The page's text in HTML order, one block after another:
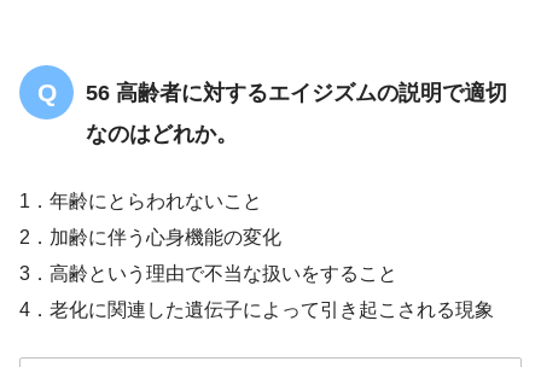
56 高齢者に対するエイジズムの説明で適切
なのはどれか。
1．年齢にとらわれないこと
2．加齢に伴う心身機能の変化
3．高齢という理由で不当な扱いをすること
4．老化に関連した遺伝子によって引き起こされる現象